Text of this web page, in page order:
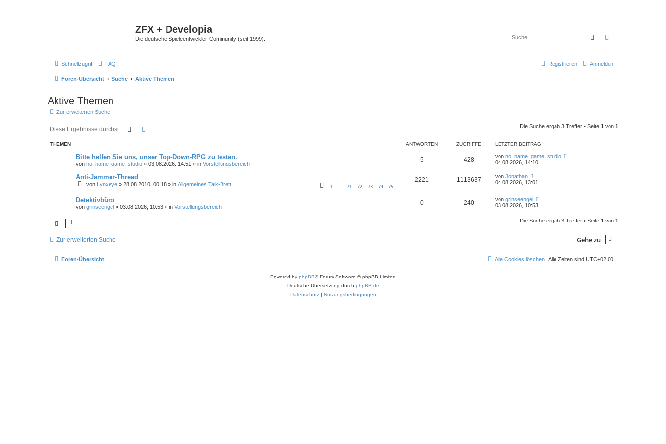
ZFX + Developia
Die deutsche Spieleentwickler-Community (seit 1999). Suche
Schnellzugriff FAQ Anmelden
Registrieren
Foren-Übersicht Suche Aktive Themen
Aktive Themen
Zur erweiterten Suche
Suche Die Suche ergab 3 Treffer • Seite 1 von 1
THEMEN ANTWORTEN ZUGRIFFE LETZTER BEITRAG
Bitte helfen Sie uns, unser Top-Down-RPG zu testen.
von no_name_game_studio » 03.08.2026, 14:51 » in Vorstellungsbereich
5 428 von no_name_game_studio
04.08.2026, 14:10
Anti-Jammer-Thread
von Lynxeye » 28.08.2010, 00:18 » in Allgemeines Talk-Brett 1 … 71 72 73 74 75
2221 1113637 von Jonathan
04.08.2026, 13:01
Detektivbüro
von grinseengel » 03.08.2026, 10:53 » in Vorstellungsbereich
0 240 von grinseengel
03.08.2026, 10:53
Die Suche ergab 3 Treffer • Seite 1 von 1
Zur erweiterten Suche Gehe zu
Foren-Übersicht Alle Zeiten sind UTC+02:00
Alle Cookies löschen
Powered by phpBB® Forum Software © phpBB Limited
Deutsche Übersetzung durch phpBB.de
Datenschutz| Nutzungsbedingungen